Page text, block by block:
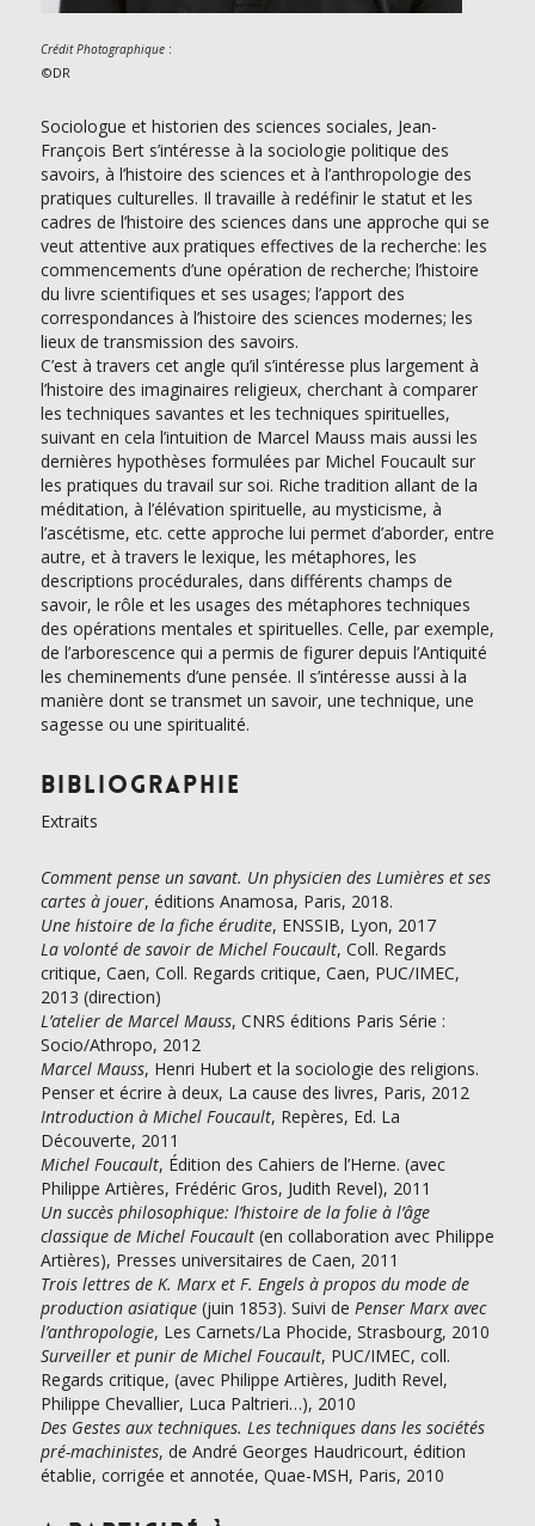
Crédit Photographique:
©DR
Sociologue et historien des sciences sociales, Jean-
François Bert s’intéresse à la sociologie politique des
savoirs, à l’histoire des sciences et à l’anthropologie des
pratiques culturelles. Il travaille à redéfinir le statut et les
cadres de l’histoire des sciences dans une approche qui se
veut attentive aux pratiques effectives de la recherche: les
commencements d’une opération de recherche; l’histoire
du livre scientifiques et ses usages; l’apport des
correspondances à l’histoire des sciences modernes; les
lieux de transmission des savoirs.
C’est à travers cet angle qu’il s’intéresse plus largement à
l’histoire des imaginaires religieux, cherchant à comparer
les techniques savantes et les techniques spirituelles,
suivant en cela l’intuition de Marcel Mauss mais aussi les
dernières hypothèses formulées par Michel Foucault sur
les pratiques du travail sur soi. Riche tradition allant de la
méditation, à l’élévation spirituelle, au mysticisme, à
l’ascétisme, etc. cette approche lui permet d’aborder, entre
autre, et à travers le lexique, les métaphores, les
descriptions procédurales, dans différents champs de
savoir, le rôle et les usages des métaphores techniques
des opérations mentales et spirituelles. Celle, par exemple,
de l’arborescence qui a permis de figurer depuis l’Antiquité
les cheminements d’une pensée. Il s’intéresse aussi à la
manière dont se transmet un savoir, une technique, une
sagesse ou une spiritualité.
Bibliographie
Extraits
Comment pense un savant. Un physicien des Lumières et ses
cartes à jouer, éditions Anamosa, Paris, 2018.
Une histoire de la fiche érudite, ENSSIB, Lyon, 2017
La volonté de savoir de Michel Foucault, Coll. Regards
critique, Caen, Coll. Regards critique, Caen, PUC/IMEC,
2013 (direction)
L’atelier de Marcel Mauss, CNRS éditions Paris Série :
Socio/Athropo, 2012
Marcel Mauss, Henri Hubert et la sociologie des religions.
Penser et écrire à deux, La cause des livres, Paris, 2012
Introduction à Michel Foucault, Repères, Ed. La
Découverte, 2011
Michel Foucault, Édition des Cahiers de l’Herne. (avec
Philippe Artières, Frédéric Gros, Judith Revel), 2011
Un succès philosophique: l’histoire de la folie à l’âge
classique de Michel Foucault(en collaboration avec Philippe
Artières), Presses universitaires de Caen, 2011
Trois lettres de K. Marx et F. Engels à propos du mode de
production asiatique(juin 1853). Suivi de Penser Marx avec
l’anthropologie, Les Carnets/La Phocide, Strasbourg, 2010
Surveiller et punir de Michel Foucault, PUC/IMEC, coll.
Regards critique, (avec Philippe Artières, Judith Revel,
Philippe Chevallier, Luca Paltrieri…), 2010
Des Gestes aux techniques. Les techniques dans les sociétés
pré-machinistes, de André Georges Haudricourt, édition
établie, corrigée et annotée, Quae-MSH, Paris, 2010